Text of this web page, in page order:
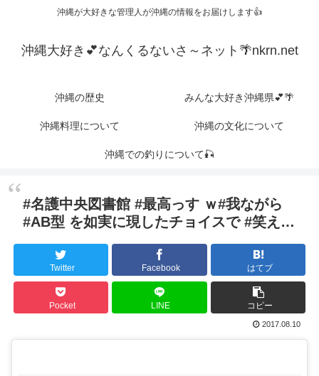
沖縄が大好きな管理人が沖縄の情報をお届けします👍
沖縄大好き💕なんくるないさ～ネット🌴nkrn.net
沖縄の歴史 みんな大好き沖縄県💕🌴
沖縄料理について 沖縄の文化について
沖縄での釣りについて🎣
#名護中央図書館 #最高っす ｗ#我ながら
#AB型 を如実に現したチョイスで #笑え…
Twitter Facebook はてブ
Pocket LINE コピー
2017.08.10